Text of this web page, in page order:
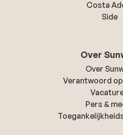
Costa
Side
Over
Over
Verantwoord
Pers &